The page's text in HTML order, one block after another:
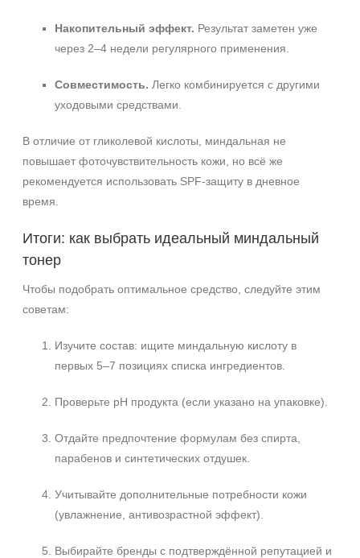
Накопительный эффект. Результат заметен уже
через 2–4 недели регулярного применения.
Совместимость. Легко комбинируется с другими
уходовыми средствами.
В отличие от гликолевой кислоты, миндальная не
повышает фоточувствительность кожи, но всё же
рекомендуется использовать SPF‑защиту в дневное
время.
Итоги: как выбрать идеальный миндальный
тонер
Чтобы подобрать оптимальное средство, следуйте этим
советам:
Изучите состав: ищите миндальную кислоту в
первых 5–7 позициях списка ингредиентов.
Проверьте pH продукта (если указано на упаковке).
Отдайте предпочтение формулам без спирта,
парабенов и синтетических отдушек.
Учитывайте дополнительные потребности кожи
(увлажнение, антивозрастной эффект).
Выбирайте бренды с подтверждённой репутацией и